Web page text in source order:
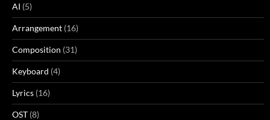
AI (5)
Arrangement (16)
Composition (31)
Keyboard (4)
Lyrics (16)
OST (8)